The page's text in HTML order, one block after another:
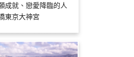
成就、戀愛降臨的人
東京大神宮